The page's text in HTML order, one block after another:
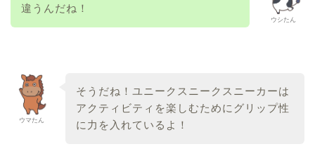
ウシたん
違うんだね！
ウマたん
そうだね！ユニークスニークスニーカーは
アクティビティを楽しむためにグリップ性
に力を入れているよ！